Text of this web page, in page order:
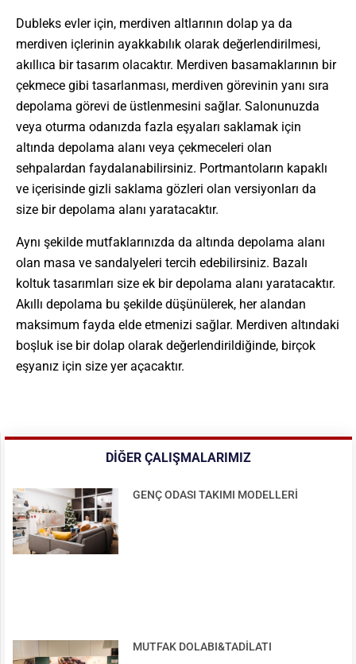
Dubleks evler için, merdiven altlarının dolap ya da
merdiven içlerinin ayakkabılık olarak değerlendirilmesi,
akıllıca bir tasarım olacaktır. Merdiven basamaklarının bir
çekmece gibi tasarlanması, merdiven görevinin yanı sıra
depolama görevi de üstlenmesini sağlar. Salonunuzda
veya oturma odanızda fazla eşyaları saklamak için
altında depolama alanı veya çekmeceleri olan
sehpalardan faydalanabilirsiniz. Portmantoların kapaklı
ve içerisinde gizli saklama gözleri olan versiyonları da
size bir depolama alanı yaratacaktır.
Aynı şekilde mutfaklarınızda da altında depolama alanı
olan masa ve sandalyeleri tercih edebilirsiniz. Bazalı
koltuk tasarımları size ek bir depolama alanı yaratacaktır.
Akıllı depolama bu şekilde düşünülerek, her alandan
maksimum fayda elde etmenizi sağlar. Merdiven altındaki
boşluk ise bir dolap olarak değerlendirildiğinde, birçok
eşyanız için size yer açacaktır.
DIĞER ÇALIŞMALARIMIZ
GENÇ ODASI TAKIMI MODELLERİ
MUTFAK DOLABI&TADİLATI